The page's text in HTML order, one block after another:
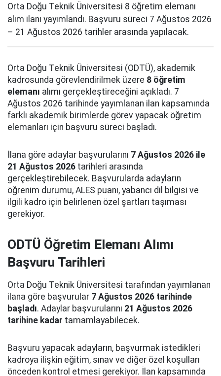
Orta Doğu Teknik Üniversitesi 8 öğretim elemanı
alım ilanı yayımlandı. Başvuru süreci 7 Ağustos 2026
– 21 Ağustos 2026 tarihler arasında yapılacak.
Orta Doğu Teknik Üniversitesi (ODTÜ), akademik
kadrosunda görevlendirilmek üzere 8 öğretim
elemanı alımı gerçekleştireceğini açıkladı. 7
Ağustos 2026 tarihinde yayımlanan ilan kapsamında
farklı akademik birimlerde görev yapacak öğretim
elemanları için başvuru süreci başladı.
İlana göre adaylar başvurularını 7 Ağustos 2026 ile
21 Ağustos 2026 tarihleri arasında
gerçekleştirebilecek. Başvurularda adayların
öğrenim durumu, ALES puanı, yabancı dil bilgisi ve
ilgili kadro için belirlenen özel şartları taşıması
gerekiyor.
ODTÜ Öğretim Elemanı Alımı
Başvuru Tarihleri
Orta Doğu Teknik Üniversitesi tarafından yayımlanan
ilana göre başvurular 7 Ağustos 2026 tarihinde
başladı. Adaylar başvurularını 21 Ağustos 2026
tarihine kadar tamamlayabilecek.
Başvuru yapacak adayların, başvurmak istedikleri
kadroya ilişkin eğitim, sınav ve diğer özel koşulları
önceden kontrol etmesi gerekiyor. İlan kapsamında